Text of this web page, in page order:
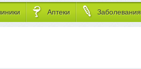
Аптеки Заболевания